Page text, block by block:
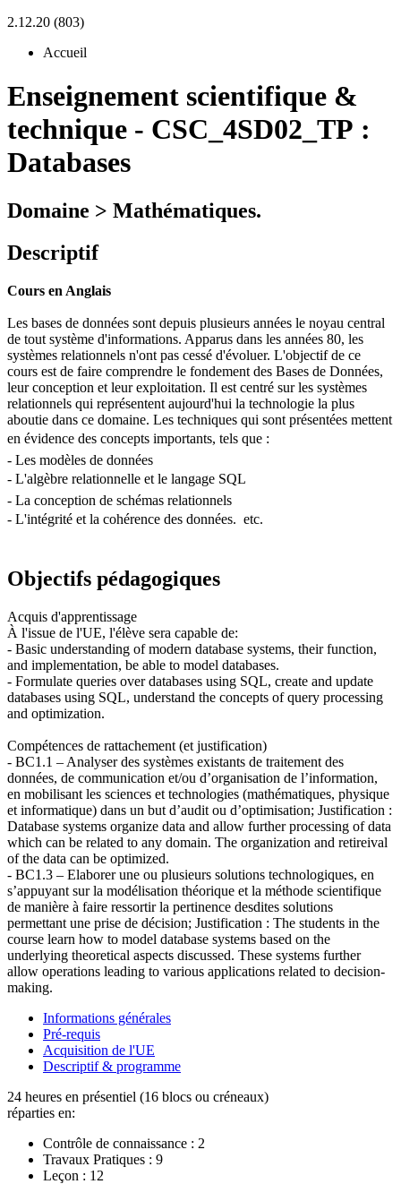
2.12.20 (803)
Accueil
Enseignement scientifique &
technique - CSC_4SD02_TP :
Databases
Domaine > Mathématiques.
Descriptif
Cours en Anglais
Les bases de données sont depuis plusieurs années le noyau central
de tout système d'informations. Apparus dans les années 80, les
systèmes relationnels n'ont pas cessé d'évoluer. L'objectif de ce
cours est de faire comprendre le fondement des Bases de Données,
leur conception et leur exploitation. Il est centré sur les systèmes
relationnels qui représentent aujourd'hui la technologie la plus
aboutie dans ce domaine. Les techniques qui sont présentées mettent
en évidence des concepts importants, tels que : 
- Les modèles de données
- L'algèbre relationnelle et le langage SQL 
- La conception de schémas relationnels
- L'intégrité et la cohérence des données.  etc.
Objectifs pédagogiques
Acquis d'apprentissage
À l'issue de l'UE, l'élève sera capable de:
- Basic understanding of modern database systems, their function,
and implementation, be able to model databases.
- Formulate queries over databases using SQL, create and update
databases using SQL, understand the concepts of query processing
and optimization.
Compétences de rattachement (et justification)
- BC1.1 – Analyser des systèmes existants de traitement des
données, de communication et/ou d’organisation de l’information,
en mobilisant les sciences et technologies (mathématiques, physique
et informatique) dans un but d’audit ou d’optimisation; Justification :
Database systems organize data and allow further processing of data
which can be related to any domain. The organization and retireival
of the data can be optimized.
- BC1.3 – Elaborer une ou plusieurs solutions technologiques, en
s’appuyant sur la modélisation théorique et la méthode scientifique
de manière à faire ressortir la pertinence desdites solutions
permettant une prise de décision; Justification : The students in the
course learn how to model database systems based on the
underlying theoretical aspects discussed. These systems further
allow operations leading to various applications related to decision-
making.
Informations générales
Pré-requis
Acquisition de l'UE
Descriptif & programme
24 heures en présentiel (16 blocs ou créneaux)
réparties en:
Contrôle de connaissance : 2
Travaux Pratiques : 9
Leçon : 12